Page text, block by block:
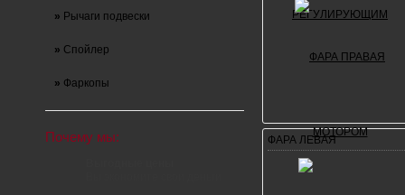
ФАРА ЛЕВАЯ
» Рычаги подвески
» Спойлер
» Фаркопы
Почему мы: